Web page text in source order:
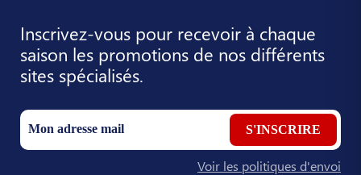
Inscrivez-vous pour recevoir à chaque
saison les promotions de nos différents
sites spécialisés.
S'INSCRIRE
Voir les politiques d'envoi